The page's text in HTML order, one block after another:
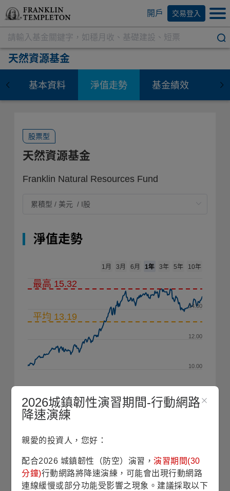
開戶 交易登入
天然資源基金
基本資料 淨值走勢 基金績效 資
股票型
天然資源基金
Franklin Natural Resources Fund
淨值走勢
最高 15.32
平均 13.19
2025/10 2026/01 2026/04 2026/07
2010
10.00
12.00
14.00
8.00
1月 3月 6月 1年 3年 5年 10年
資料來源：理柏，基金過去績效不代表未來績效之表現。
◆ 表示為配息日
2026城鎮韌性演習期間-行動網路
降速演練
親愛的投資人，您好：
配合2026 城鎮韌性（防空）演習，演習期間(30
分鐘)行動網路將降速演練，可能會出現行動網路
連線緩慢或部分功能受影響之現象。建議採取以下